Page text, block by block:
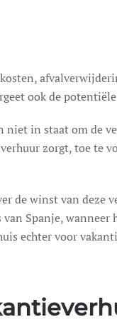
ook de
in staat om de
zorgt, toe te
de winst van deze
Spanje,
echter voor